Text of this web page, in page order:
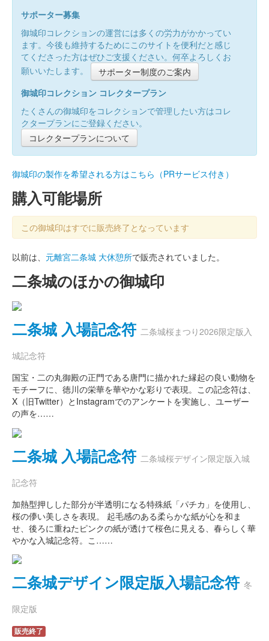
サポーター募集
御城印コレクションの運営には多くの労力がかかってい
ます。今後も維持するためにこのサイトを便利だと感じ
てくださった方はぜひご支援ください。何卒よろしくお
願いいたします。
サポーター制度のご案内
御城印コレクション コレクタープラン
たくさんの御城印をコレクションで管理したい方はコレ
クタープランにご登録ください。
コレクタープランについて
御城印の製作を希望される方はこちら（PRサービス付き）
購入可能場所
この御城印はすでに販売終了となっています
以前は、 元離宮二条城 大休憩所で販売されていました。
二条城のほかの御城印
二条城 入場記念符 二条城桜まつり2026限定版入
城記念符
国宝・二の丸御殿の正門である唐門に描かれた縁起の良い動物を
モチーフに、徳川の栄華を華やかな彩りで表現。この記念符は、
X（旧Twitter）とInstagramでのアンケートを実施し、ユーザー
の声を……
二条城 入場記念符 二条城桜デザイン限定版入城
記念符
加熱型押しした部分が半透明になる特殊紙「パチカ」を使用し、
桜の儚い美しさを表現。 起毛感のある柔らかな紙が心を和ま
せ、後ろに重ねたピンクの紙が透けて桜色に見える、春らしく華
やかな入城記念符。こ……
二条城デザイン限定版入場記念符 冬
限定版
販売終了